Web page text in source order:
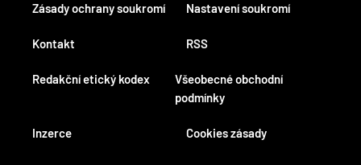
Kontakt
Redakční etický kodex
Inzerce
RSS
Všeobecné obchodní
podmínky
Cookies zásady
Zásady ochrany soukromí Nastavení soukromí